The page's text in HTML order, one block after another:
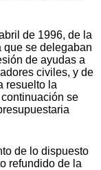
de 1996, de la
que se delegaban
de ayudas a
civiles, y de
resuelto la
se
de lo dispuesto
refundido de la